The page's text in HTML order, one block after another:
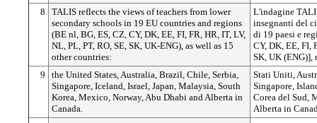
8
TALIS reflects the views of teachers from lower
secondary schools in 19 EU countries and regions
(BE nl, BG, ES, CZ, CY, DK, EE, FI, FR, HR, IT, LV,
NL, PL, PT, RO, SE, SK, UK-ENG), as well as 15
other countries:
L'indagine
insegnanti del
di 19 paesi e
CY, DK, EE, FI,
SK, UK (ENG)],
9
the United States, Australia, Brazil, Chile, Serbia,
Singapore, Iceland, Israel, Japan, Malaysia, South
Korea, Mexico, Norway, Abu Dhabi and Alberta in
Canada.
Stati Uniti,
Singapore,
Corea del Sud,
Alberta in